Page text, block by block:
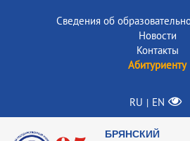
Сведения об
Новости
Контакты
Абитуриенту
RU | EN
БРЯНСКИЙ